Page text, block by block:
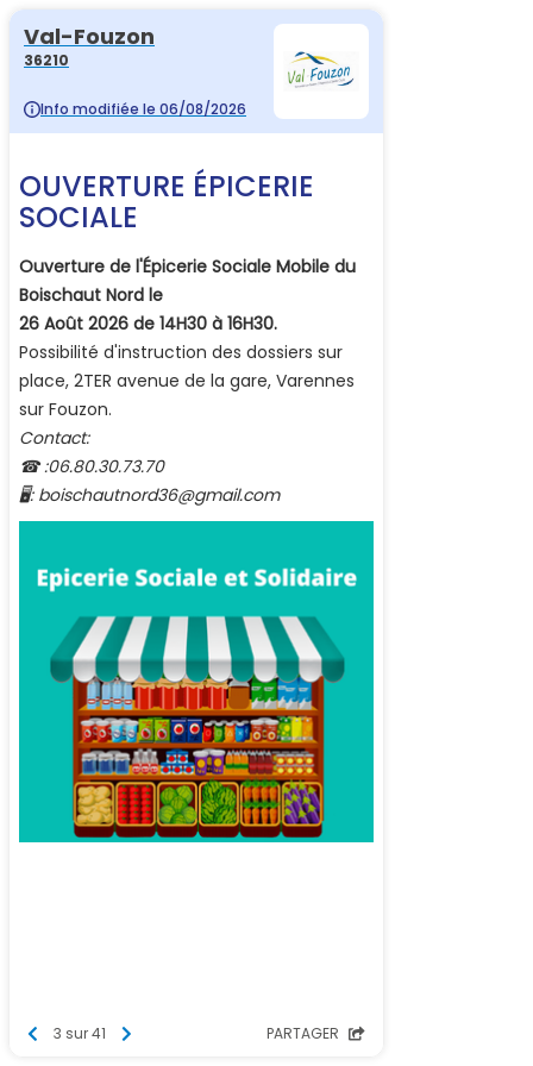
Val-Fouzon
36210
Info modifiée le 06/08/2026
OUVERTURE ÉPICERIE
SOCIALE
Ouverture de l'Épicerie Sociale Mobile du
Boischaut Nord le
26 Août 2026 de 14H30 à 16H30.
Possibilité d'instruction des dossiers sur
place, 2TER avenue de la gare, Varennes
sur Fouzon.
Contact:
☎:06.80.30.73.70
🖥: boischautnord36@gmail.com
3 sur 41 PARTAGER